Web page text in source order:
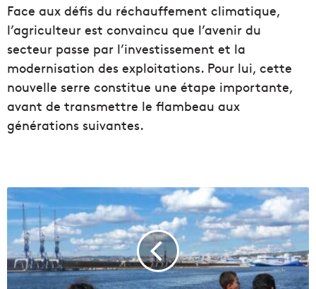
Face aux défis du réchauffement climatique,
l’agriculteur est convaincu que l’avenir du
secteur passe par l’investissement et la
modernisation des exploitations. Pour lui, cette
nouvelle serre constitue une étape importante,
avant de transmettre le flambeau aux
générations suivantes.
C
e
w
e
e
k